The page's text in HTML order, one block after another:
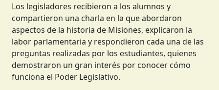
Los legisladores recibieron a los alumnos y
compartieron una charla en la que abordaron
aspectos de la historia de Misiones, explicaron la
labor parlamentaria y respondieron cada una de las
preguntas realizadas por los estudiantes, quienes
demostraron un gran interés por conocer cómo
funciona el Poder Legislativo.